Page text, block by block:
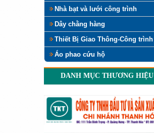
Nhà bạt và lưới công trình
Dây chằng hàng
Thiết Bị Giao Thông-Công trình
Áo phao cứu hộ
DANH MỤC THƯƠNG HIỆU